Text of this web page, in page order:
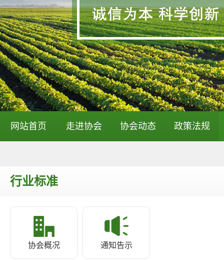
网站首页 走进协会 协会动态 政策法规
行业标准
协会概况 通知告示